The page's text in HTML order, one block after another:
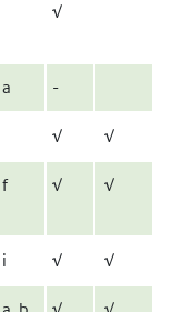
√
a -
√ √
f √ √
i √ √